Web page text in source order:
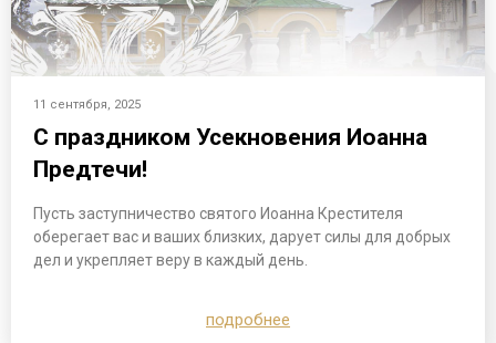
11 сентября, 2025
С праздником Усекновения Иоанна
Предтечи!
Пусть заступничество святого Иоанна Крестителя
оберегает вас и ваших близких, дарует силы для добрых
дел и укрепляет веру в каждый день.
подробнее